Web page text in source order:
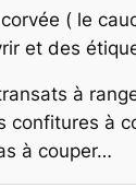
( le
et des
à
confitures à
à couper…